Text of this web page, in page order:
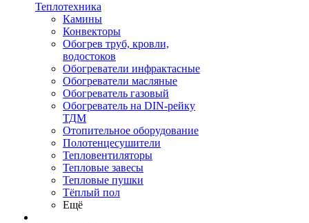
Теплотехника
Камины
Конвекторы
Обогрев труб, кровли,
водостоков
Обогреватели инфрактасные
Обогреватели масляные
Обогреватель газовый
Обогреватель на DIN-рейку
ТДМ
Отопительное оборудование
Полотенцесушители
Тепловентиляторы
Тепловые завесы
Тепловые пушки
Тёплый пол
Ещё